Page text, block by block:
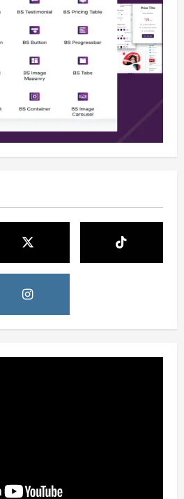
Nasional Aman, Publik Diminta
Provokasi Jelang HUT RI
8, 2026
Nasional Aman Harus Dijaga
RI ke-81 Momentum Menjaga
Keamanan, dan Optimisme
8, 2026